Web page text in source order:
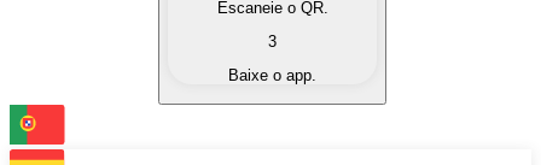
Troque uma criptomoeda por outra
Escaneie o QR.
3
Baixe o app.